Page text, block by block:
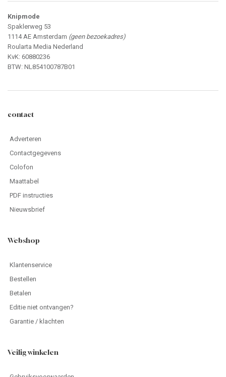
Knipmode
Spaklerweg 53
1114 AE Amsterdam (geen bezoekadres)
Roularta Media Nederland
KvK: 60880236
BTW: NL854100787B01
contact
Adverteren
Contactgegevens
Colofon
Maattabel
PDF instructies
Nieuwsbrief
Webshop
Klantenservice
Bestellen
Betalen
Editie niet ontvangen?
Garantie / klachten
Veilig winkelen